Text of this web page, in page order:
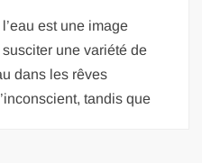
est une image
une variété de
dans les rêves
tandis que